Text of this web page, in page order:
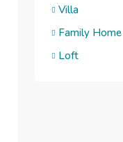
Villa
Family Home
Loft